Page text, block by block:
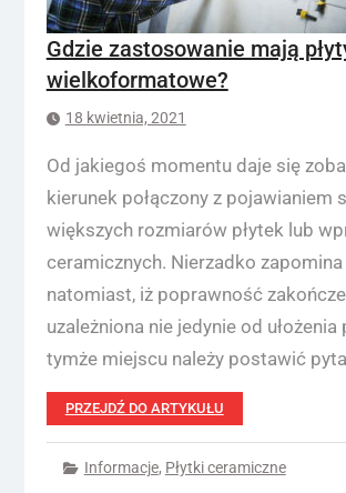
Gdzie zastosowanie mają
wielkoformatowe?
18 kwietnia, 2021
Od jakiegoś momentu daje się
kierunek połączony z pojawianiem
większych rozmiarów płytek lub
ceramicznych. Nierzadko
natomiast, iż poprawność
uzależniona nie jedynie od ułożenia
tymże miejscu należy postawić
PRZEJDŹ DO ARTYKUŁU
Informacje, Płytki ceramiczne